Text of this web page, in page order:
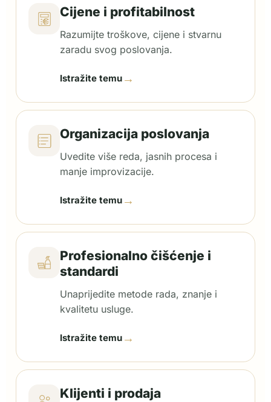
Cijene i profitabilnost
Razumijte troškove, cijene i stvarnu
zaradu svog poslovanja.
Istražite temu →
Organizacija poslovanja
Uvedite više reda, jasnih procesa i
manje improvizacije.
Istražite temu →
Profesionalno čišćenje i
standardi
Unaprijedite metode rada, znanje i
kvalitetu usluge.
Istražite temu →
Klijenti i prodaja